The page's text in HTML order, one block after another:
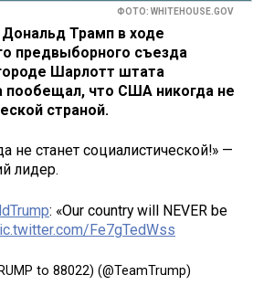
ФОТО: WHITEHOUSE.GOV
Трамп в ходе
предвыборного съезда
Шарлотт штата
пообещал, что США никогда не
страной.
не станет социалистической!» —
лидер.
: «Our country will NEVER be
Fe7gTedWss
to 88022) (@TeamTrump)